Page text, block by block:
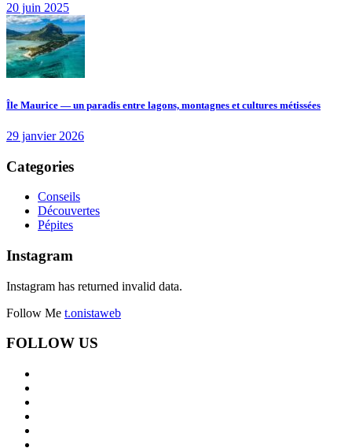
20 juin 2025
Île Maurice — un paradis entre lagons, montagnes et cultures métissées
29 janvier 2026
Categories
Conseils
Découvertes
Pépites
Instagram
Instagram has returned invalid data.
Follow Me t.onistaweb
FOLLOW US